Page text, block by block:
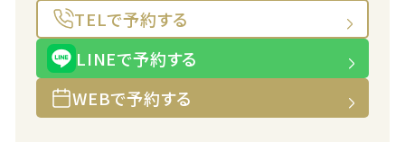
TELで予約する
LINEで予約する
WEBで予約する